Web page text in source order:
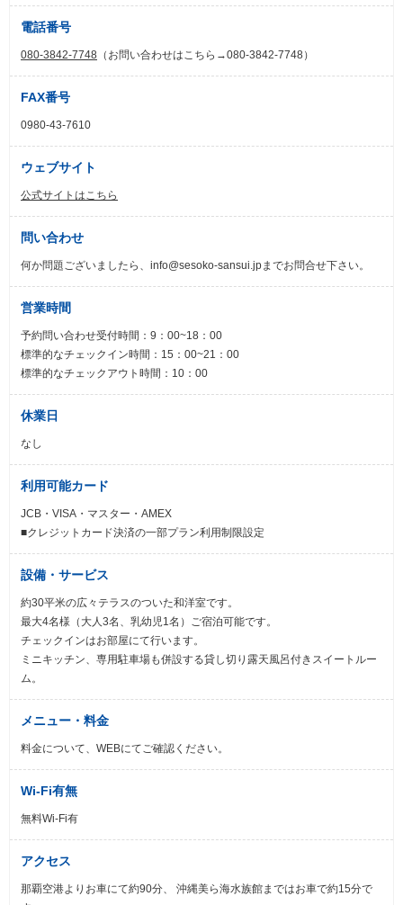
電話番号
080-3842-7748 （お問い合わせはこちら→080-3842-7748）
FAX番号
0980-43-7610
ウェブサイト
公式サイトはこちら
問い合わせ
何か問題ございましたら、info@sesoko-sansui.jpまでお問合せ下さい。
営業時間
予約問い合わせ受付時間：9：00~18：00
標準的なチェックイン時間：15：00~21：00
標準的なチェックアウト時間：10：00
休業日
なし
利用可能カード
JCB・VISA・マスター・AMEX
■クレジットカード決済の一部プラン利用制限設定
設備・サービス
約30平米の広々テラスのついた和洋室です。
最大4名様（大人3名、乳幼児1名）ご宿泊可能です。
チェックインはお部屋にて行います。
ミニキッチン、専用駐車場も併設する貸し切り露天風呂付きスイートルー
ム。
メニュー・料金
料金について、WEBにてご確認ください。
Wi-Fi有無
無料Wi-Fi有
アクセス
那覇空港よりお車にて約90分、 沖縄美ら海水族館まではお車で約15分で